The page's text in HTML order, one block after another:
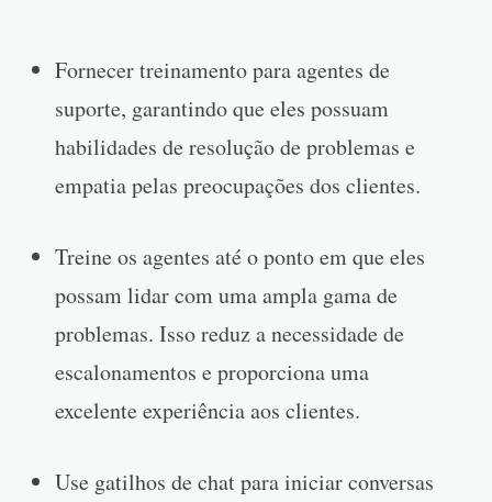
Fornecer treinamento para agentes de
suporte, garantindo que eles possuam
habilidades de resolução de problemas e
empatia pelas preocupações dos clientes.
Treine os agentes até o ponto em que eles
possam lidar com uma ampla gama de
problemas. Isso reduz a necessidade de
escalonamentos e proporciona uma
excelente experiência aos clientes.
Use gatilhos de chat para iniciar conversas